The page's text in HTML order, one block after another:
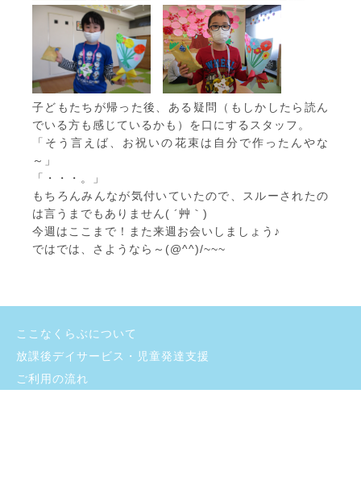
子どもたちが帰った後、ある疑問（もしかしたら読ん
でいる方も感じているかも）を口にするスタッフ。
「そう言えば、お祝いの花束は自分で作ったんやな
～」
「・・・。」
もちろんみんなが気付いていたので、スルーされたの
は言うまでもありません( ´艸｀)
今週はここまで！また来週お会いしましょう♪
ではでは、さようなら～(@^^)/~~~
ここなくらぶについて
放課後デイサービス・児童発達支援
ご利用の流れ